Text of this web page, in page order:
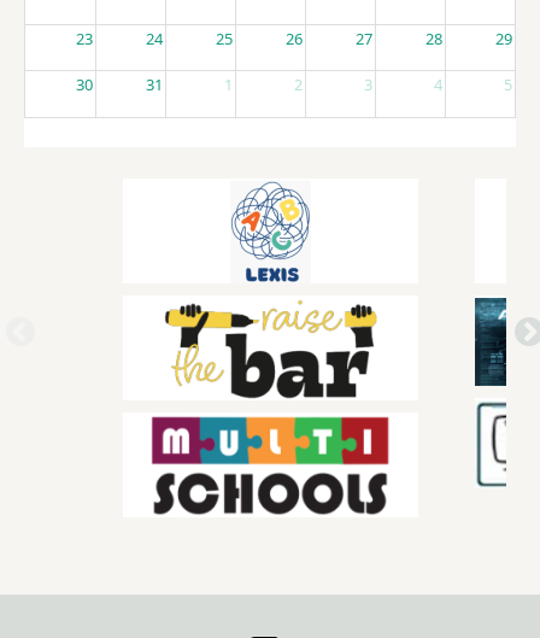
23 24 25 26 27 28 29
30 31 1 2 3 4 5